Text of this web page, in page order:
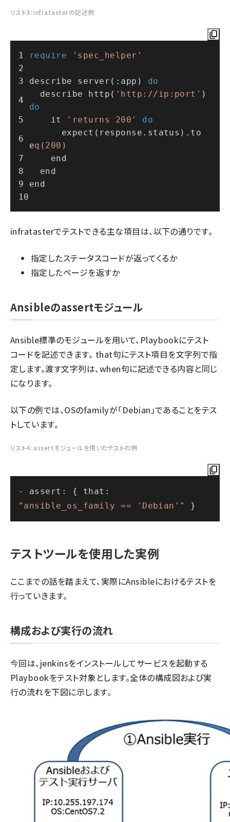
リスト3：infratasterの記述例
require 'spec_helper'
describe server(:app) do
  describe http(
'http://ip:port'
do
    it
'returns 200'
do
eq(200)
    end
  end
end
infratasterでテストできる主な項目は、以下の通りです。
指定したステータスコードが返ってくるか
指定したページを返すか
Ansibleのassertモジュール
Ansible標準のモジュールを用いて、Playbookにテスト
コードを記述できます。 that句にテスト項目を文字列で指
定します。渡す文字列は、when句に記述できる内容と同じ
になります。
以下の例では、OSのfamilyが「Debian」であることをテス
トしています。
リスト4：assertモジュールを用いたテストの例
"ansible_os_family == 'Debian'"
テストツールを使用した実例
ここまでの話を踏まえて、実際にAnsibleにおけるテストを
行っていきます。
構成および実行の流れ
今回は、jenkinsをインストールしてサービスを起動する
Playbookをテスト対象とします。全体の構成図および実
行の流れを下図に示します。